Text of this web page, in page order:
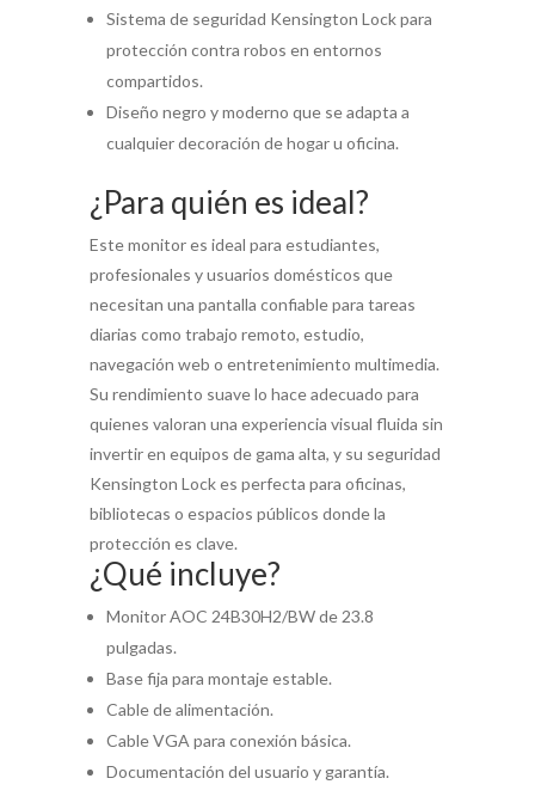
Sistema de seguridad Kensington Lock para
protección contra robos en entornos
compartidos.
Diseño negro y moderno que se adapta a
cualquier decoración de hogar u oficina.
¿Para quién es ideal?
Este monitor es ideal para estudiantes,
profesionales y usuarios domésticos que
necesitan una pantalla confiable para tareas
diarias como trabajo remoto, estudio,
navegación web o entretenimiento multimedia.
Su rendimiento suave lo hace adecuado para
quienes valoran una experiencia visual fluida sin
invertir en equipos de gama alta, y su seguridad
Kensington Lock es perfecta para oficinas,
bibliotecas o espacios públicos donde la
protección es clave.
¿Qué incluye?
Monitor AOC 24B30H2/BW de 23.8
pulgadas.
Base fija para montaje estable.
Cable de alimentación.
Cable VGA para conexión básica.
Documentación del usuario y garantía.